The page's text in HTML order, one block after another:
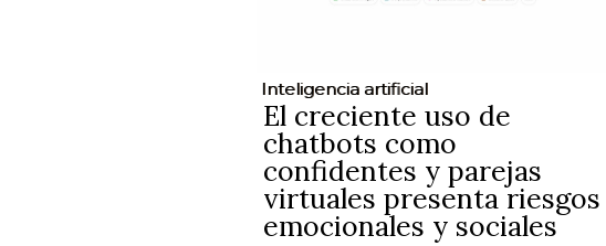
Inteligencia artificial
El creciente uso de
chatbots como
confidentes y parejas
virtuales presenta riesgos
emocionales y sociales